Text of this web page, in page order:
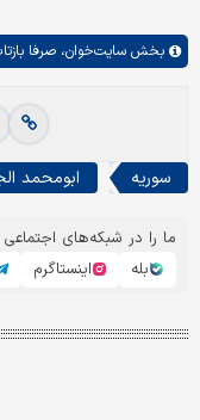
بخش سایت‌خوان، صرفا
سوریه ابومحمد
ما را در شبکه‌های اجتماعی
بله
اینستاگرم